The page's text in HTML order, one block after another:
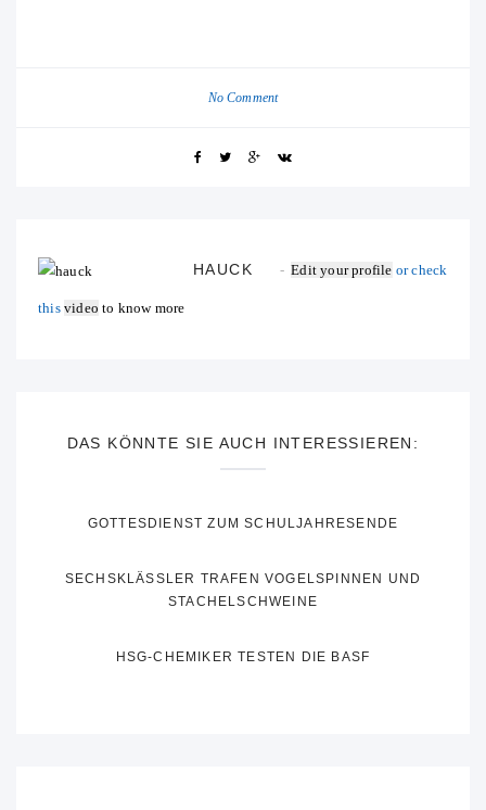
No Comment
HAUCK Edit your profile or check
this video to know more
DAS KÖNNTE SIE AUCH INTERESSIEREN:
GOTTESDIENST ZUM SCHULJAHRESENDE
SECHSKLÄSSLER TRAFEN VOGELSPINNEN UND
STACHELSCHWEINE
HSG-CHEMIKER TESTEN DIE BASF